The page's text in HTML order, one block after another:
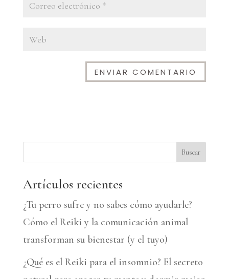
e
r
n
t
e
Buscar
Artículos recientes
¿Tu perro sufre y no sabes cómo ayudarle?
Cómo el Reiki y la comunicación animal
transforman su bienestar (y el tuyo)
¿Qué es el Reiki para el insomnio? El secreto